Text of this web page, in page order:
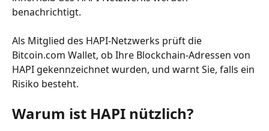
benachrichtigt.
Als Mitglied des HAPI-Netzwerks prüft die
Bitcoin.com Wallet, ob Ihre Blockchain-Adressen von
HAPI gekennzeichnet wurden, und warnt Sie, falls ein
Risiko besteht.
Warum ist HAPI nützlich?